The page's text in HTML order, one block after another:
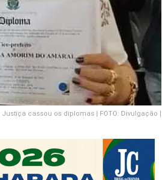
cassou os diplomas | FOTO: Divulgação |